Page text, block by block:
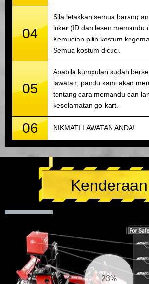
04
Sila letakkan semua barang
loker (ID dan lesen memandu
Kemudian pilih kostum
Semua kostum dicuci.
05
Apabila kumpulan sudah
lawatan, pandu kami akan
tentang cara memandu dan
keselamatan go-kart.
06 NIKMATI LAWATAN ANDA!
Kenderaan
23%